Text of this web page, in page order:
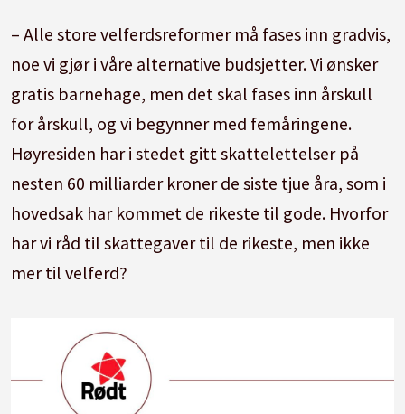
– Alle store velferdsreformer må fases inn gradvis,
noe vi gjør i våre alternative budsjetter. Vi ønsker
gratis barnehage, men det skal fases inn årskull
for årskull, og vi begynner med femåringene.
Høyresiden har i stedet gitt skattelettelser på
nesten 60 milliarder kroner de siste tjue åra, som i
hovedsak har kommet de rikeste til gode. Hvorfor
har vi råd til skattegaver til de rikeste, men ikke
mer til velferd?